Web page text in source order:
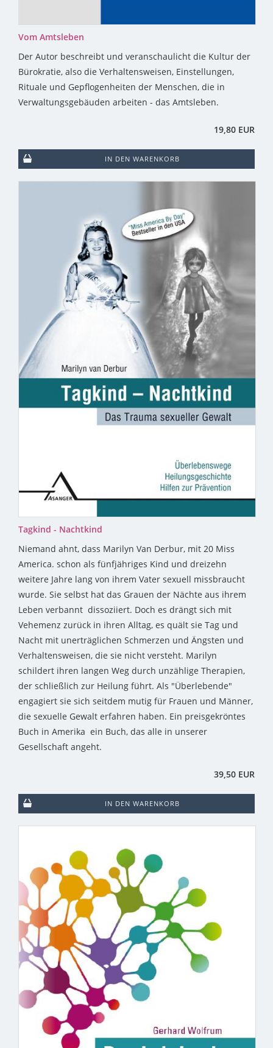
Vom Amtsleben
Der Autor beschreibt und veranschaulicht die Kultur der
Bürokratie, also die Verhaltensweisen, Einstellungen,
Rituale und Gepflogenheiten der Menschen, die in
Verwaltungsgebäuden arbeiten - das Amtsleben.
19,80 EUR
IN DEN WARENKORB
Tagkind - Nachtkind
Niemand ahnt, dass Marilyn Van Derbur, mit 20 Miss
America. schon als fünfjähriges Kind und dreizehn
weitere Jahre lang von ihrem Vater sexuell missbraucht
wurde. Sie selbst hat das Grauen der Nächte aus ihrem
Leben verbannt ­ dissoziiert. Doch es drängt sich mit
Vehemenz zurück in ihren Alltag, es quält sie Tag und
Nacht mit unerträglichen Schmerzen und Ängsten und
Verhaltensweisen, die sie nicht versteht. Marilyn
schildert ihren langen Weg durch unzählige Therapien,
der schließlich zur Heilung führt. Als "Überlebende"
engagiert sie sich seitdem mutig für Frauen und Männer,
die sexuelle Gewalt erfahren haben. Ein preisgekröntes
Buch in Amerika ­ ein Buch, das alle in unserer
Gesellschaft angeht.
39,50 EUR
IN DEN WARENKORB